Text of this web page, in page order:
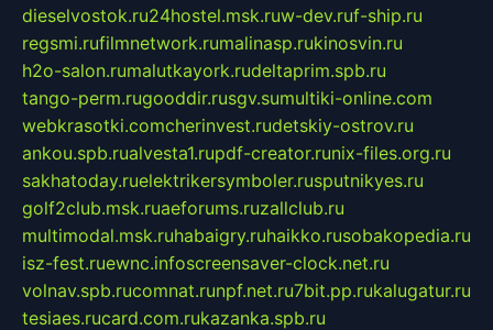
dieselvostok.ru24hostel.msk.ruw-dev.ruf-ship.ru
regsmi.rufilmnetwork.rumalinasp.rukinosvin.ru
h2o-salon.rumalutkayork.rudeltaprim.spb.ru
tango-perm.rugooddir.rusgv.sumultiki-online.com
webkrasotki.comcherinvest.rudetskiy-ostrov.ru
ankou.spb.rualvesta1.rupdf-creator.runix-files.org.ru
sakhatoday.ruelektrikersymboler.rusputnikyes.ru
golf2club.msk.ruaeforums.ruzallclub.ru
multimodal.msk.ruhabaigry.ruhaikko.rusobakopedia.ru
isz-fest.ruewnc.infoscreensaver-clock.net.ru
volnav.spb.rucomnat.runpf.net.ru7bit.pp.rukalugatur.ru
tesiaes.rucard.com.rukazanka.spb.ru